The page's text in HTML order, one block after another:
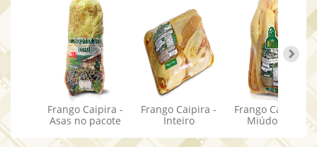
Frango Caipira -
Asas no pacote
Frango Caipira -
Inteiro
cortado em
Frango Caipira -
Miúdos na